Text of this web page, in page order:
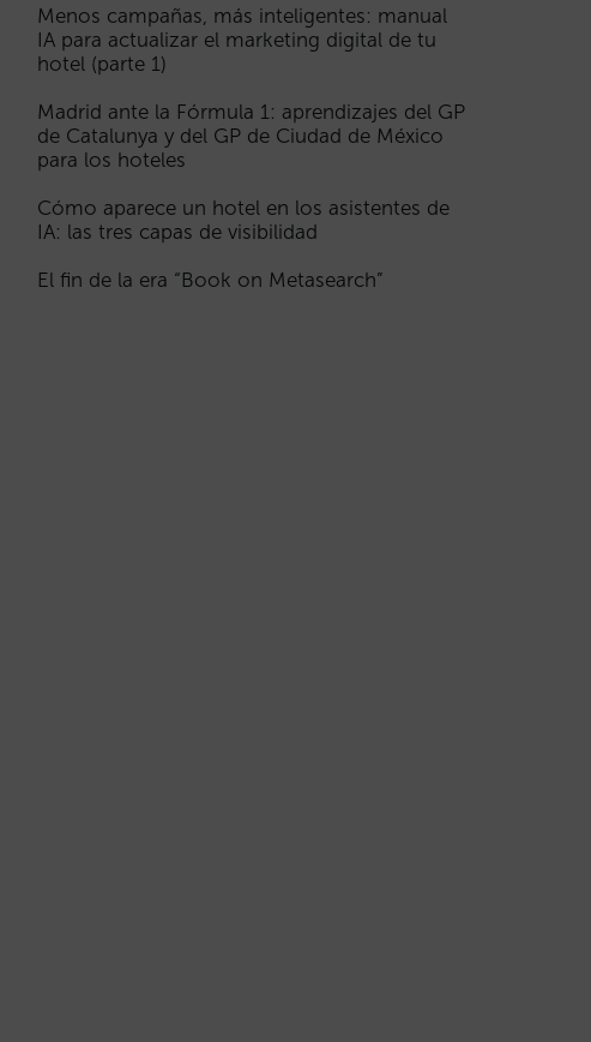
Menos campañas, más inteligentes: manual
IA para actualizar el marketing digital de tu
hotel (parte 1)
Madrid ante la Fórmula 1: aprendizajes del GP
de Catalunya y del GP de Ciudad de México
para los hoteles
Cómo aparece un hotel en los asistentes de
IA: las tres capas de visibilidad
El fin de la era “Book on Metasearch”